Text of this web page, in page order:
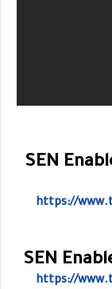
SEN
https://
SEN
https://